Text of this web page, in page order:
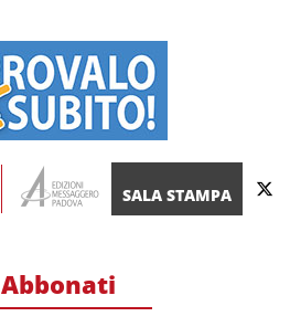
SALA STAMPA
Abbonati